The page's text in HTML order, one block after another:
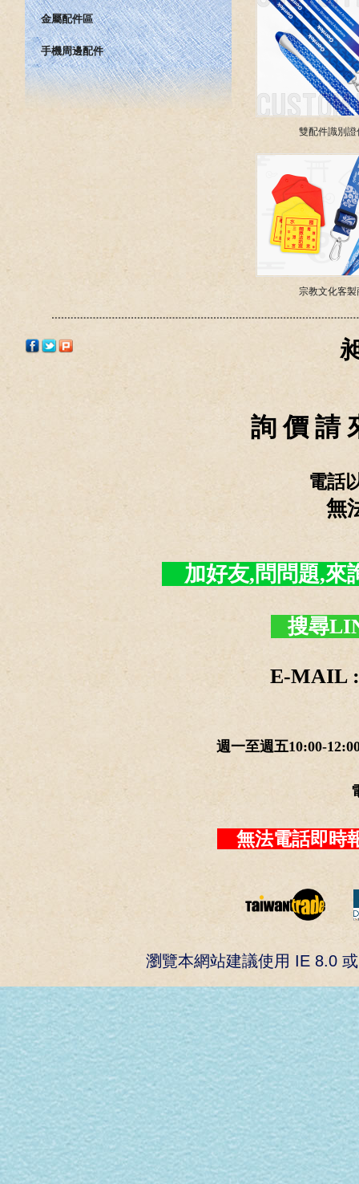
金屬配件區
手機周邊配件
雙配件識別證
宗教文化客製
詢 價 請
電話
無
加好友,問問題,來
搜尋
E-MAIL :
週一至週五10:00-
無法電話即
瀏覽本網站建議使用 IE 8.0